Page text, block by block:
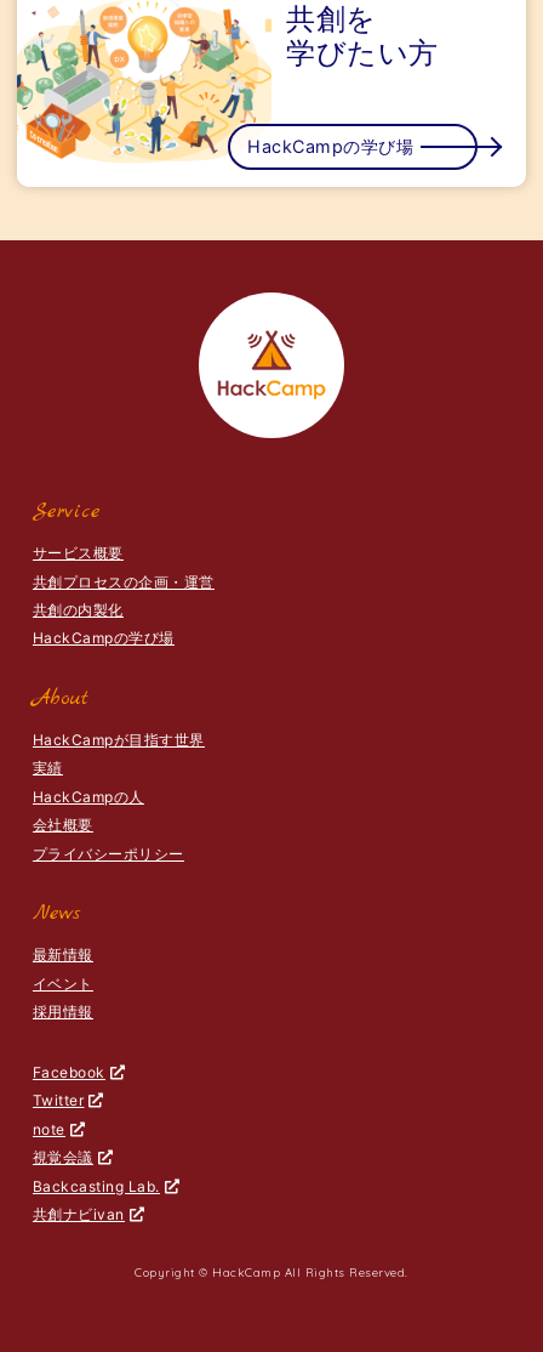
共創を
学びたい方
HackCampの学び場
Service
サービス概要
共創プロセスの企画・運営
共創の内製化
HackCampの学び場
About
HackCampが目指す世界
実績
HackCampの人
会社概要
プライバシーポリシー
News
最新情報
イベント
採用情報
Facebook
Twitter
note
視覚会議
Backcasting Lab.
共創ナビivan
Copyright © HackCamp All Rights Reserved.